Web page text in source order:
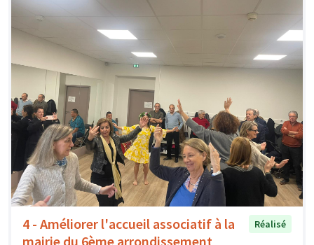
4 - Améliorer l'accueil associatif à la
mairie du 6ème arrondissement
Réalisé